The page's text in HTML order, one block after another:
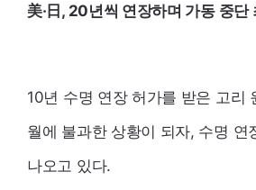
美·日, 20년씩 연장하며 가동 중단
10년 수명 연장 허가를 받은 고리
월에 불과한 상황이 되자, 수명
나오고 있다.